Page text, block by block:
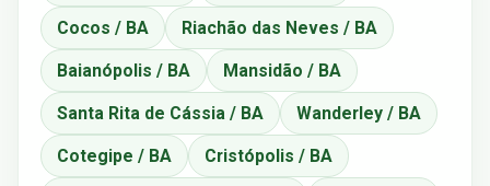
Cocos / BA Riachão das Neves / BA
Baianópolis / BA Mansidão / BA
Santa Rita de Cássia / BA Wanderley / BA
Cotegipe / BA Cristópolis / BA